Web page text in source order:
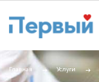
Главная Услуги